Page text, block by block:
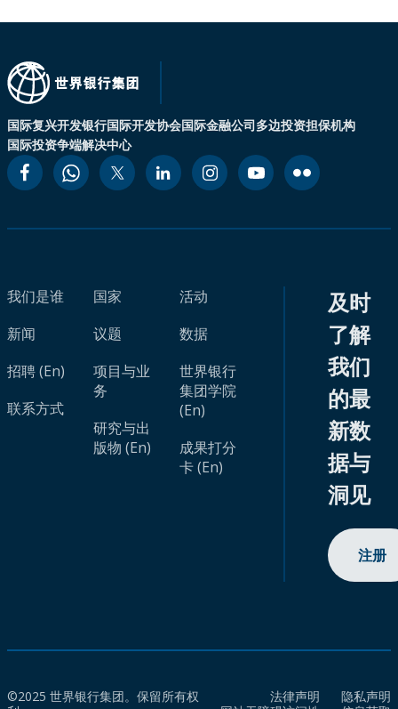
国际复兴开发银行国际开发协会国际金融公司多边投资担保机构
国际投资争端解决中心
我们是谁
新闻
招聘 (En)
联系方式
国家
议题
项目与业
务
研究与出
版物 (En)
活动
数据
世界银行
集团学院
(En)
成果打分
卡 (En)
及时
了解
我们
的最
新数
据与
洞见
注册
©2025 世界银行集团。保留所有权
法律声明
隐私声明